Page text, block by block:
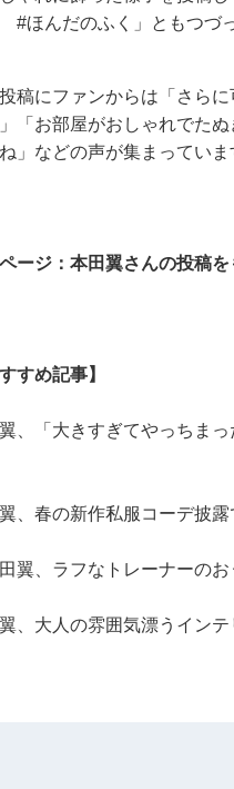
#ほんだのふく」ともつづ
稿にファンからは「さら
「お部屋がおしゃれでた
」などの声が集まっていま
ージ：本田翼さんの投稿
すめ記事】
、「大きすぎてやっちま
、春の新作私服コーデ披
翼、ラフなトレーナーの
、大人の雰囲気漂うイン